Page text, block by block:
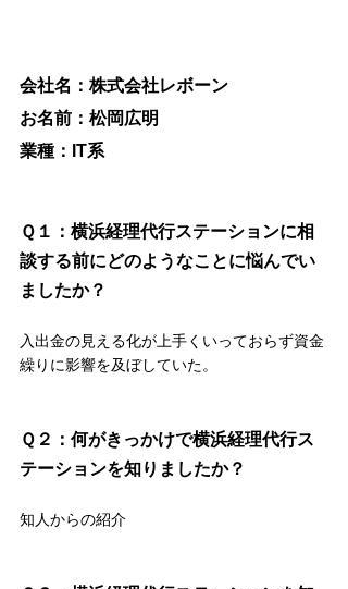
会社名：株式会社レボーン
お名前：松岡広明
業種：IT系
Ｑ１： 横浜経理代行ステーションに相
談する前にどのようなことに悩んでい
ましたか？
入出金の見える化が上手くいっておらず資金
繰りに影響を及ぼしていた。
Ｑ２：何がきっかけで横浜経理代行ス
テーションを知りましたか？
知人からの紹介